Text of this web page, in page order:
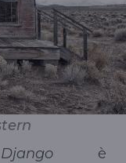
è